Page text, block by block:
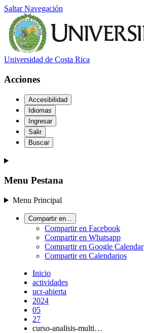
Saltar Navegación
Universidad de Costa Rica
Acciones
Accesibilidad
Idiomas
Ingresar
Salir
Buscar
Menu Pestana
Menu Principal
Compartir en...
Compartir en Facebook
Compartir en Whatsapp
Compartir en Google Calendar
Compartir en Calendarios
Inicio
actividades
ucr-abierta
2024
05
27
curso-analisis-multi…